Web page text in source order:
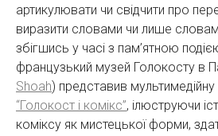
артикулювати чи свідчити про
виразити словами чи лише
збігшись у часі з пам’ятною
французький музей Голокосту в
Shoah) представив
“Голокост і комікс”, ілюструючи
коміксу як мистецької форми,